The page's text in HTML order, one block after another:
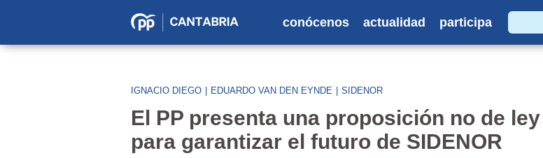
Partido
en
conócenos actualidad participa
Buscar
IGNACIO DIEGO EDUARDO VAN DEN EYNDE SIDENOR
El PP presenta una proposición no de ley
para garantizar el futuro de SIDENOR